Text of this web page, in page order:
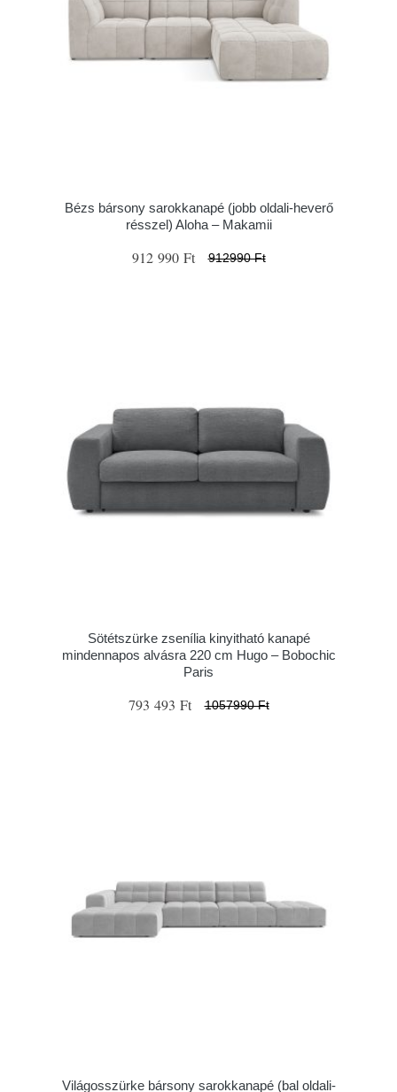
Bézs bársony sarokkanapé (jobb oldali-heverő
résszel) Aloha – Makamii
912 990 Ft 912990 Ft
Sötétszürke zsenília kinyitható kanapé
mindennapos alvásra 220 cm Hugo – Bobochic
Paris
793 493 Ft 1057990 Ft
Világosszürke bársony sarokkanapé (bal oldali-